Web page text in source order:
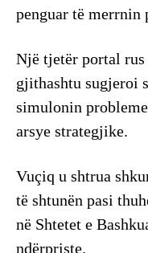
penguar të merrnin
Një tjetër portal
gjithashtu sugjeroi
simulonin
arsye strategjike.
Vuçiq u shtrua
të shtunën pasi
në Shtetet e
ndërpriste.